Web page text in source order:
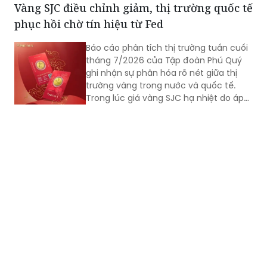
đầu tư hiện dồn vào quyết định lãi suất
của Cục Dự trữ Liên bang Mỹ (Fed) để
Vàng SJC điều chỉnh giảm, thị trường quốc tế
phục hồi chờ tín hiệu từ Fed
Báo cáo phân tích thị trường tuần cuối
tháng 7/2026 của Tập đoàn Phú Quý
ghi nhận sự phân hóa rõ nét giữa thị
trường vàng trong nước và quốc tế.
Trong lúc giá vàng SJC hạ nhiệt do áp